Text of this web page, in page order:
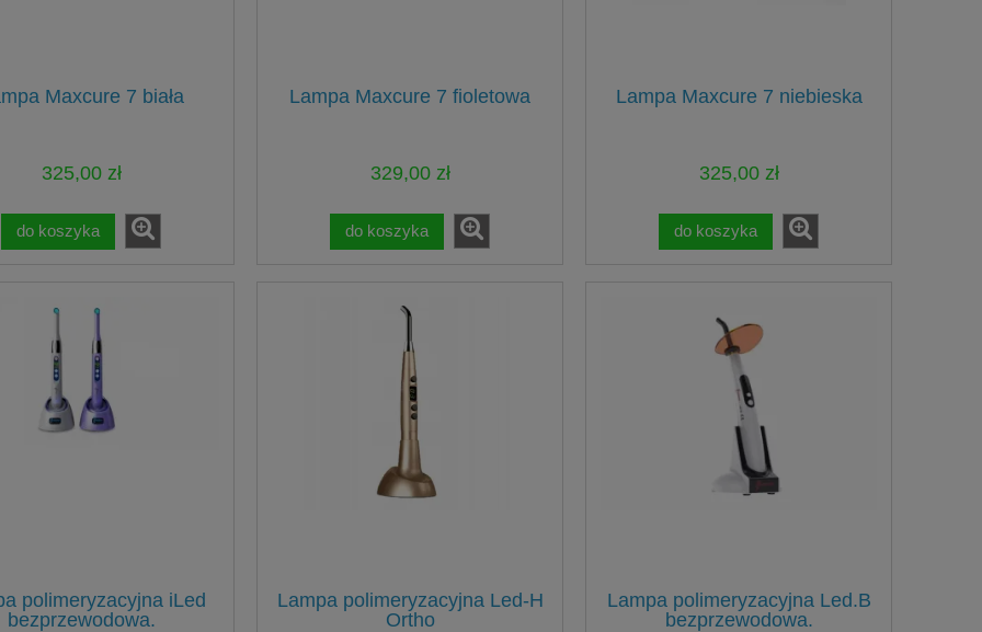
Maxcure 7 biała
325,00 zł
do koszyka
Lampa Maxcure 7 fioletowa
329,00 zł
do koszyka
Lampa Maxcure 7 niebieska
325,00 zł
do koszyka
polimeryzacyjna iLed
bezprzewodowa.
Lampa polimeryzacyjna Led-H
Ortho
Lampa polimeryzacyjna Led.B
bezprzewodowa.